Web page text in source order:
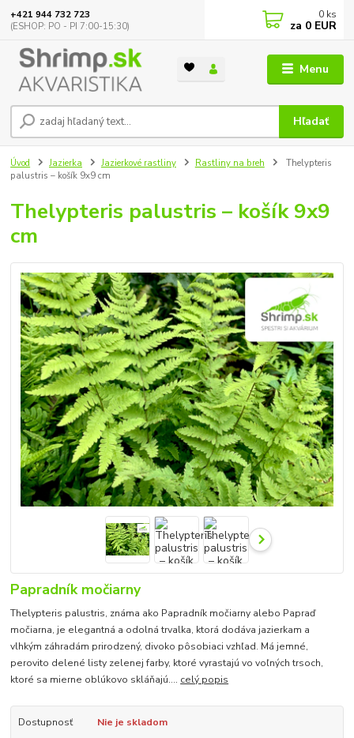
Menu
Hľadať
+421 944 732 723
(ESHOP: PO - PI 7:00-15:30)
0 ks
za 0 EUR
Úvod Jazierka Jazierkové rastliny Rastliny na breh
Thelypteris
palustris – košík 9x9 cm
Thelypteris palustris – košík 9x9
cm
Papradník močiarny
Thelypteris palustris, známa ako Papradník močiarny alebo Papraď
močiarna, je elegantná a odolná trvalka, ktorá dodáva jazierkam a
vlhkým záhradám prirodzený, divoko pôsobiaci vzhľad. Má jemné,
perovito delené listy zelenej farby, ktoré vyrastajú vo voľných trsoch,
ktoré sa mierne oblúkovo skláňajú.... celý popis
Dostupnosť Nie je skladom